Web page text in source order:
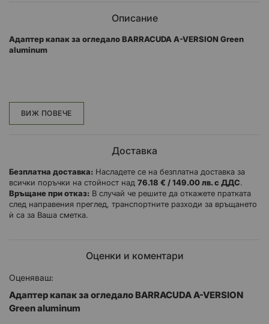
Описание
Адаптер капак за огледало BARRACUDA A-VERSION Green
aluminum
виждане със специален дизайн от BARRACUDA.
персонализират с АЛУМИНИЕВИ ВЪЗСТАВКИ в различни
цветове.
Цената на А-обратното и относително ЦВЕТНИТЕ ВЪТРЕШНИЦИ
е за чифт и са универсални, подходящи за всички мотоциклети
ВИЖ ПОВЕЧЕ
Доставка
Безплатна доставка: Насладете се на безплатна доставка за
всички поръчки на стойност над 76.18 € / 149.00 лв. с ДДС.
Връщане при отказ: В случай че решите да откажете пратката
след направения преглед, транспортните разходи за връщането
ѝ са за Ваша сметка.
Оценки и коментари
Оценяваш:
Адаптер капак за огледало BARRACUDA A-VERSION
Green aluminum